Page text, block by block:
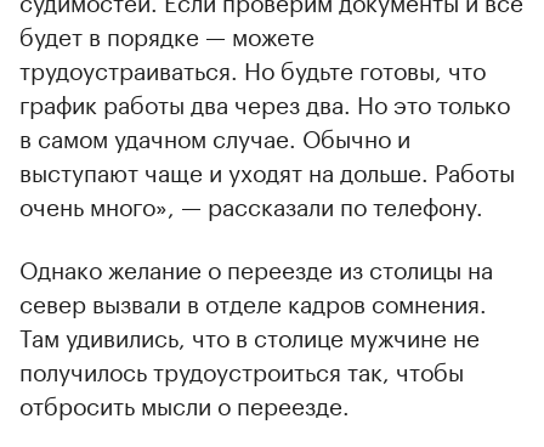
будет в порядке — можете
трудоустраиваться. Но будьте готовы, что
график работы два через два. Но это только
в самом удачном случае. Обычно и
выступают чаще и уходят на дольше. Работы
очень много», — рассказали по телефону.
Однако желание о переезде из столицы на
север вызвали в отделе кадров сомнения.
Там удивились, что в столице мужчине не
получилось трудоустроиться так, чтобы
отбросить мысли о переезде.